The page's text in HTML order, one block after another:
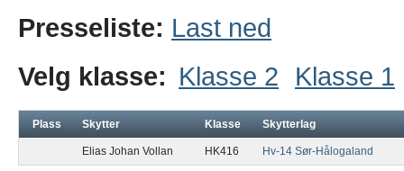
Presseliste: Last ned
Velg klasse: Klasse 2 Klasse 1
Plass Skytter Klasse Skytterlag
Elias Johan Vollan HK416 Hv-14 Sør-Hålogaland